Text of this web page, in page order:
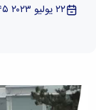
٢٢ يوليو ٢٠٢٣ ٠٥:٤٥